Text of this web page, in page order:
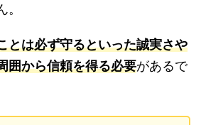
とは必ず守るといった誠実さや
囲から信頼を得る必要があるで